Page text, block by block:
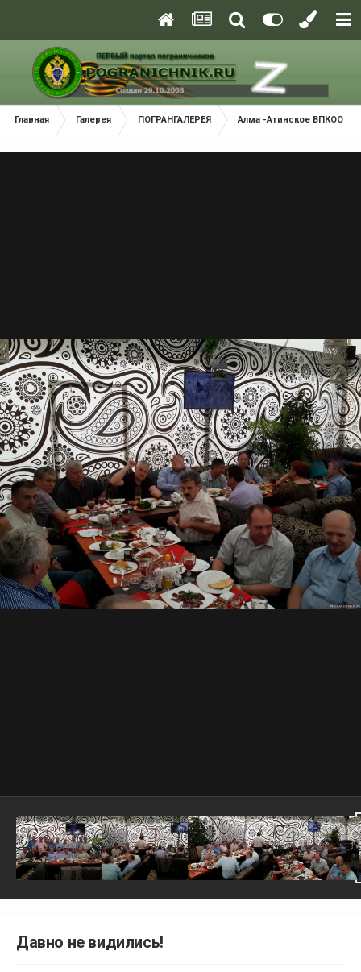
Главная Галерея ПОГРАНГАЛЕРЕЯ Алма -Атинское
Давно не видились!